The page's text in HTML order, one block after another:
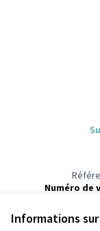
Informations
Numéro de